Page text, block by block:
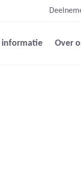
informatie Over